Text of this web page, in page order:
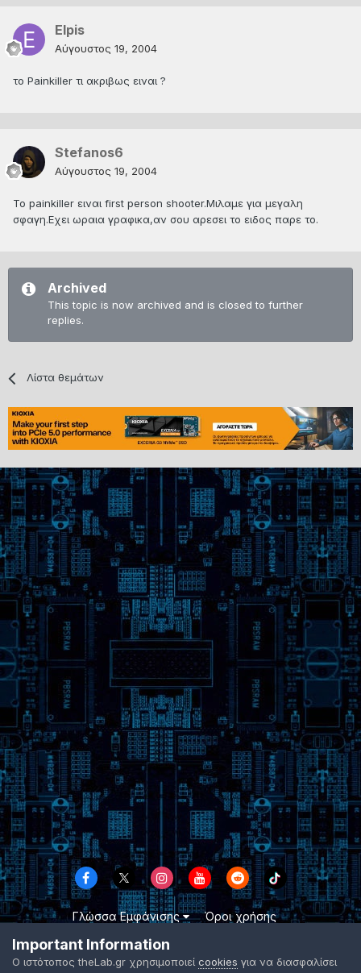
Elpis
Αύγουστος 19, 2004
το Painkiller τι ακριβως ειναι ?
Stefanos6
Αύγουστος 19, 2004
Το painkiller ειναι first person shooter.Μιλαμε για μεγαλη
σφαγη.Εχει ωραια γραφικα,αν σου αρεσει το ειδος παρε το.
Archived
This topic is now archived and is closed to further
replies.
Λίστα θεμάτων
Γλώσσα Εμφάνισης
Όροι χρήσης
TheLab.gr 2003 -
Powered by Invision Community
Important Information
Ο ιστότοπος theLab.gr χρησιμοποιεί cookies για να διασφαλίσει